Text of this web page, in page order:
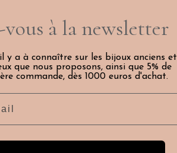
à la newsletter
y a à connaître sur les bijoux anciens et
que nous proposons, ainsi que 5% de
commande, dès 1000 euros d'achat.